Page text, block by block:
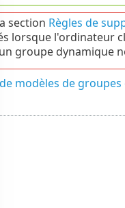
section Règles de
lorsque l'ordinateur
groupe dynamique
modèles de